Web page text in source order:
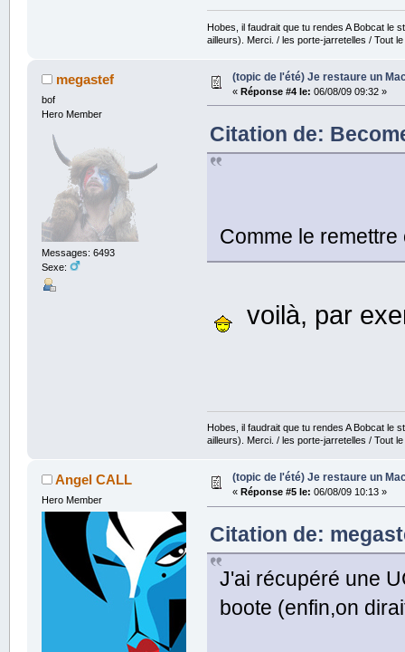
Hobes, il faudrait que tu rendes A Bobcat le
ailleurs). Merci. / les porte-jarretelles / Tout
megastef
bof
Hero Member
Messages: 6493
Sexe:
(topic de l'été) Je restaure un
« Réponse #4 le: 06/08/09 09:32 »
Citation de:
Comme le
voilà, par
Hobes, il faudrait que tu rendes A Bobcat le
ailleurs). Merci. / les porte-jarretelles / Tout
Angel CALL
Hero Member
(topic de l'été) Je restaure un
« Réponse #5 le: 06/08/09 10:13 »
Citation de:
J'ai récupéré une
boote (enfin,on